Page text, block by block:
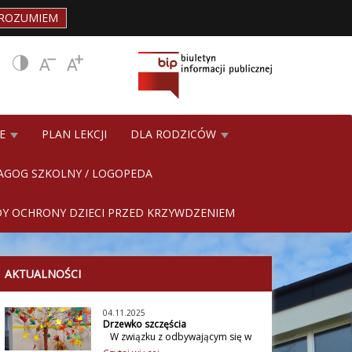
PLAN LEKCJI DLA RODZICÓW
SZKOLNY / LOGOPEDA
OCHRONY DZIECI PRZED KRZYWDZENIEM
AKTUALNOŚCI
04.11.2025
Drzewko szczęścia
W związku z odbywającym się w
szkole Tygodniem Szczęścia i